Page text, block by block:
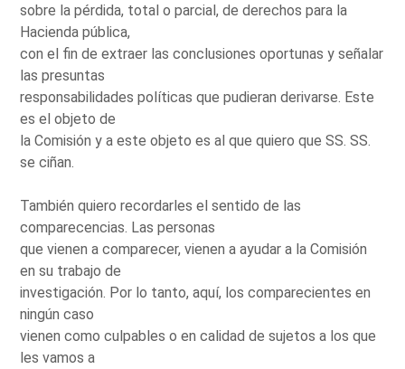
sobre la pérdida, total o parcial, de derechos para la
Hacienda pública,
con el fin de extraer las conclusiones oportunas y señalar
las presuntas
responsabilidades políticas que pudieran derivarse. Este
es el objeto de
la Comisión y a este objeto es al que quiero que SS. SS.
se ciñan.
También quiero recordarles el sentido de las
comparecencias. Las personas
que vienen a comparecer, vienen a ayudar a la Comisión
en su trabajo de
investigación. Por lo tanto, aquí, los comparecientes en
ningún caso
vienen como culpables o en calidad de sujetos a los que
les vamos a